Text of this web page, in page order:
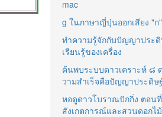
mac
g ในภาษาญี่ปุ่นออกเสียง "
ทำความรู้จักกับปัญญาประดิ
เรียนรู้ของเครื่อง
ค้นพบระบบดาวเคราะห์ ๘
วามสำเร็จคือปัญญาประดิษ
หอดูดาวโบราณปักกิ่ง ตอน
สังเกตการณ์และสวนดอกไม้